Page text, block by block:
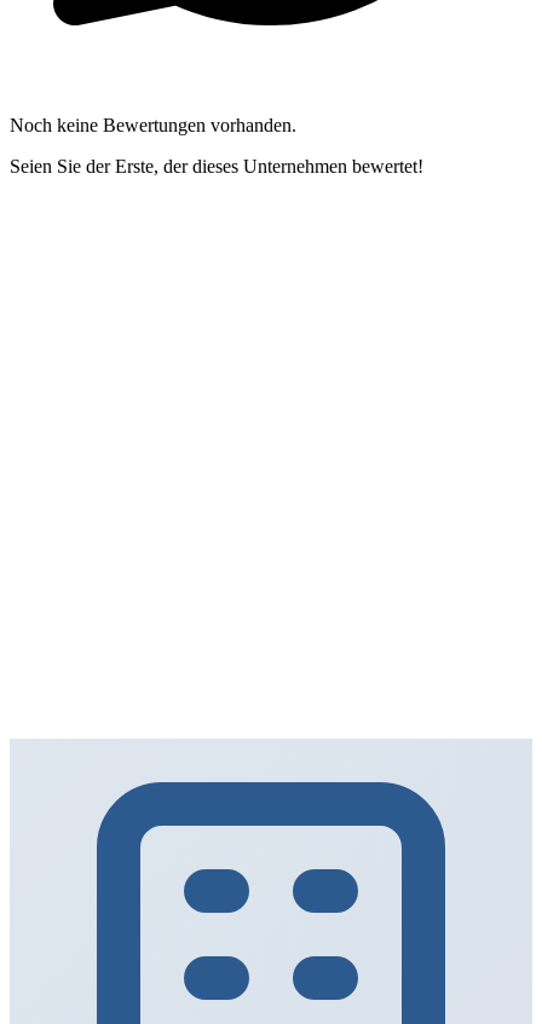
Noch keine Bewertungen vorhanden.
Seien Sie der Erste, der dieses Unternehmen bewertet!